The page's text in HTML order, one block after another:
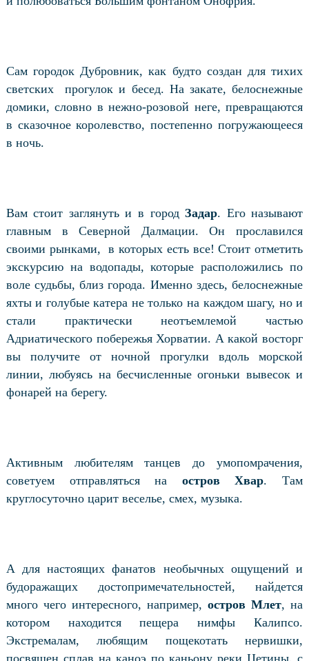
Сам городок Дубровник, как будто создан для тихих
светских
прогулок и бесед. На закате, белоснежные
домики, словно в нежно-розовой неге, превращаются
в сказочное королевство, постепенно погружающееся
в ночь.
Вам стоит заглянуть и в городЗадар. Его называют
главным в Северной Далмации. Он прославился
своими рынками,
в которых есть все! Стоит отметить
экскурсию на водопады, которые расположились по
воле судьбы, близ города. Именно здесь, белоснежные
яхты и голубые катера не только на каждом шагу, но и
стали практически неотъемлемой частью
Адриатического побережья Хорватии. А какой восторг
вы получите от ночной прогулки вдоль морской
линии, любуясь на бесчисленные огоньки вывесок и
фонарей на берегу.
Активным любителям танцев до умопомрачения,
советуем отправляться на остров Хвар. Там
круглосуточно царит веселье, смех, музыка.
А для настоящих фанатов необычных ощущений и
будоражащих достопримечательностей, найдется
много чего интересного, например,остров Млет, на
котором находится пещера нимфы Калипсо.
Экстремалам, любящим пощекотать нервишки,
посвящен сплав на каноэ по каньону реки Цетины, с